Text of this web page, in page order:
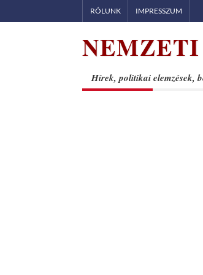
to
RÓLUNK IMPRESSZUM
Hírek, politikai elemzések,